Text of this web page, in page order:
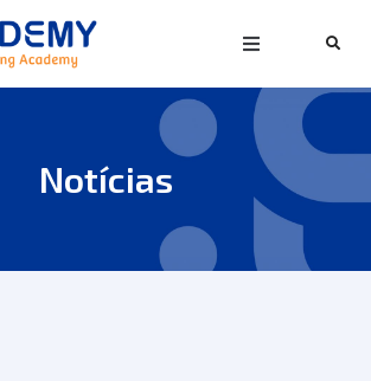
Notícias